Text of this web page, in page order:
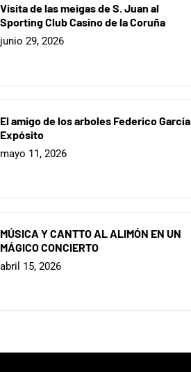
Visita de las meigas de S. Juan al
Sporting Club Casino de la Coruña
junio 29, 2026
El amigo de los arboles Federico García
Expósito
mayo 11, 2026
MÚSICA Y CANTTO AL ALIMÓN EN UN
MÁGICO CONCIERTO
abril 15, 2026